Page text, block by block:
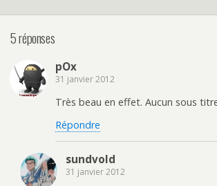
5 réponses
pOx
31 janvier 2012
Très beau en effet. Aucun sous
Répondre
sundvold
31 janvier 2012